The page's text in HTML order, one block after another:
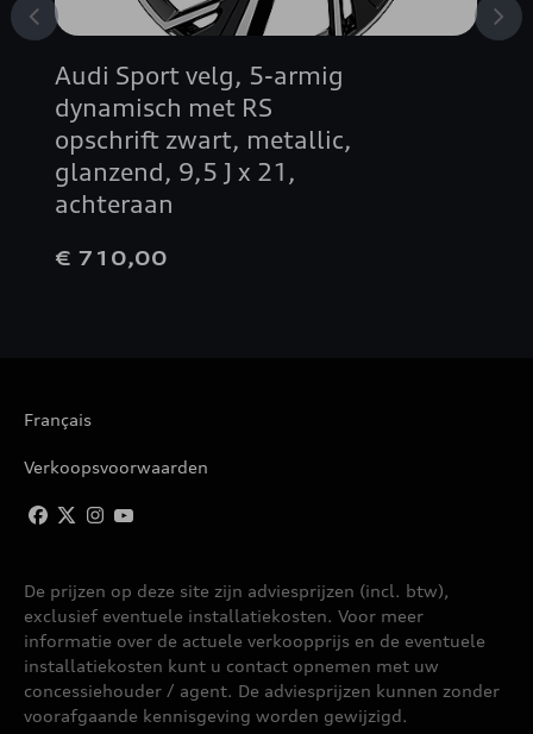
Audi Sport velg, 5-armig
dynamisch met RS
opschrift zwart, metallic,
glanzend, 9,5 J x 21,
achteraan
€ 710,00
Français
Verkoopsvoorwaarden
De prijzen op deze site zijn adviesprijzen (incl. btw),
exclusief eventuele installatiekosten. Voor meer
informatie over de actuele verkoopprijs en de eventuele
installatiekosten kunt u contact opnemen met uw
concessiehouder / agent. De adviesprijzen kunnen zonder
voorafgaande kennisgeving worden gewijzigd.